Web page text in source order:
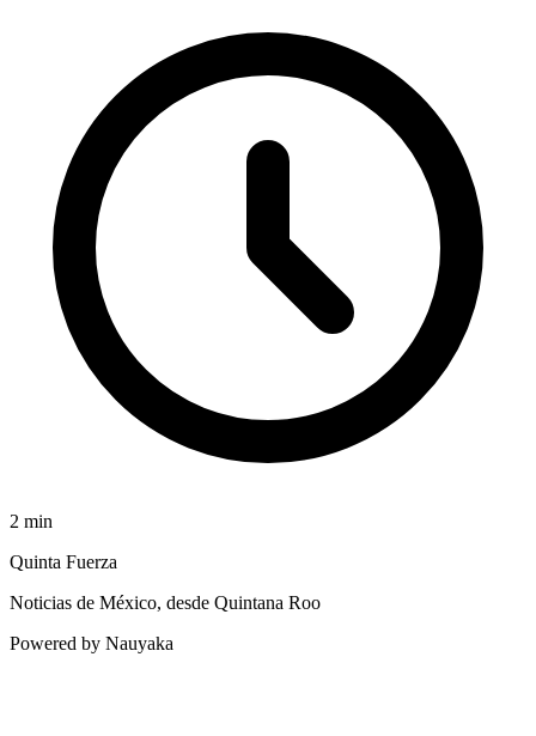
2 min
Quinta Fuerza
Noticias de México, desde Quintana Roo
Powered by Nauyaka